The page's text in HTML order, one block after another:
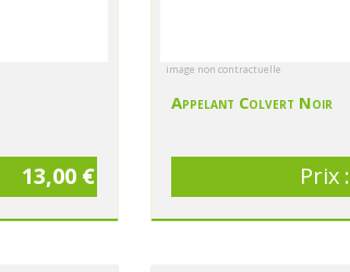
13,00 €
image non contractuelle
Appelant Colvert Noir
Prix :